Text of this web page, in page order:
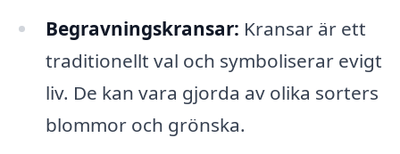
Begravningskransar: Kransar är ett
traditionellt val och symboliserar evigt
liv. De kan vara gjorda av olika sorters
blommor och grönska.